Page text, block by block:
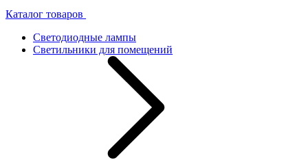
Каталог товаров
Светодиодные лампы
Светильники для помещений